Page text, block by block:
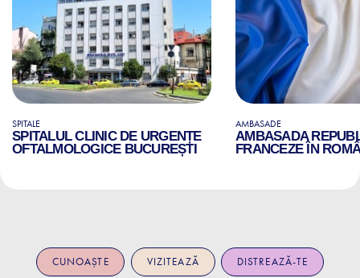
SPITALE
SPITALUL CLINIC DE URGENȚE
OFTALMOLOGICE BUCUREȘTI
AMBASADE
AMBASADA
FRANCEZE ÎN
CUNOAȘTE VIZITEAZĂ DISTREAZĂ-TE